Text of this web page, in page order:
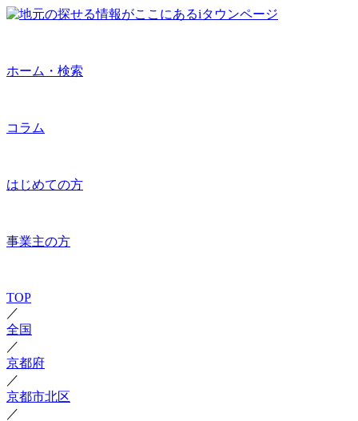
ホーム・検索
コラム
はじめての方
事業主の方
TOP
／
全国
／
京都府
／
京都市北区
／